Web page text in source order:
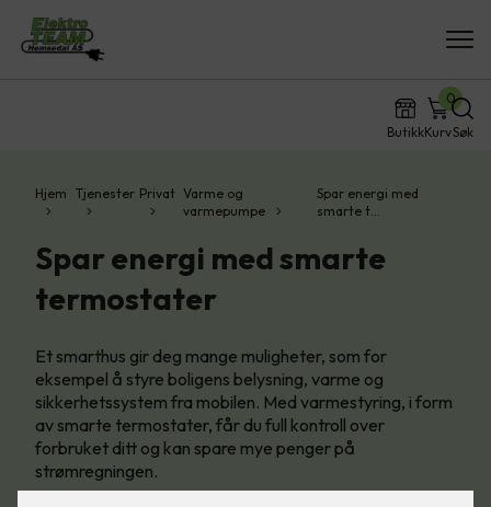
ButikkKurv
0
Søk
Hjem Tjenester Privat Varme og
varmepumpe
Spar energi med
smarte t…
Spar energi med smarte
termostater
Et smarthus gir deg mange muligheter, som for
eksempel å styre boligens belysning, varme og
sikkerhetssystem fra mobilen. Med varmestyring, i form
av smarte termostater, får du full kontroll over
forbruket ditt og kan spare mye penger på
strømregningen.